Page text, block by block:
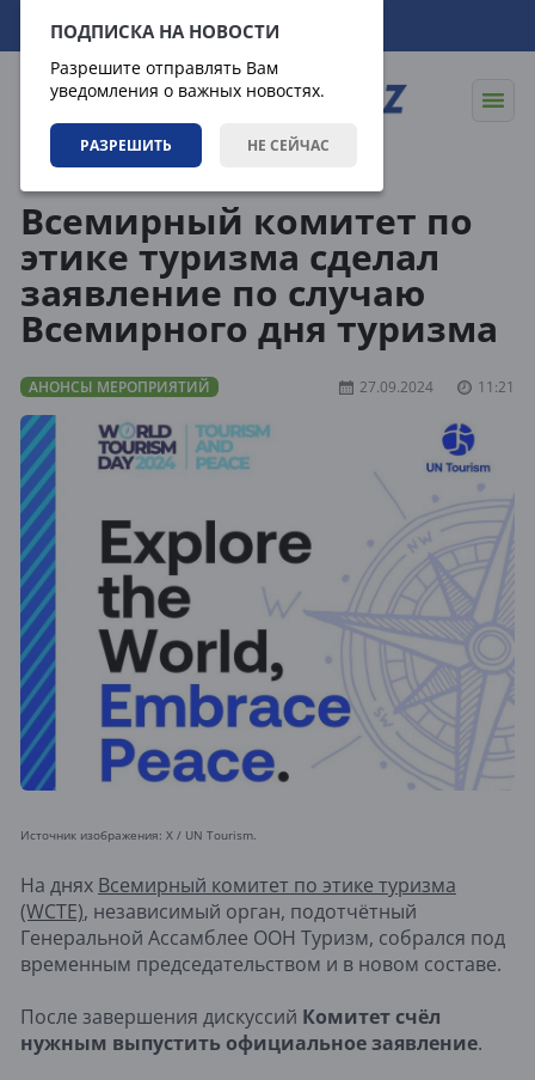
ПОДПИСКА НА НОВОСТИ
Разрешите отправлять Вам
уведомления о важных новостях.
РАЗРЕШИТЬ НЕ СЕЙЧАС
11.08.2026 00:21:05
Всемирный комитет по
этике туризма сделал
заявление по случаю
Всемирного дня туризма
АНОНСЫ МЕРОПРИЯТИЙ 27.09.2024 11:21
Источник изображения: X / UN Tourism.
На днях Всемирный комитет по этике туризма
(WCTE), независимый орган, подотчётный
Генеральной Ассамблее ООН Туризм, собрался под
временным председательством и в новом составе.
После завершения дискуссий Комитет счёл
нужным выпустить официальное заявление.